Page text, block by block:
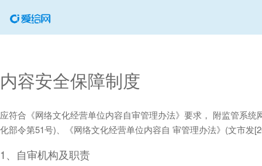
内容安全保障制度
应符合《网络文化经营单位内容自审管理办法》要求， 附监管系
化部令第51号)、《网络文化经营单位内容自 审管理办法》(文市发
1、自审机构及职责